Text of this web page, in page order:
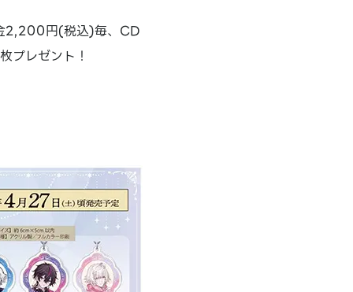
2,200円(税込)毎、CD
プレゼント！